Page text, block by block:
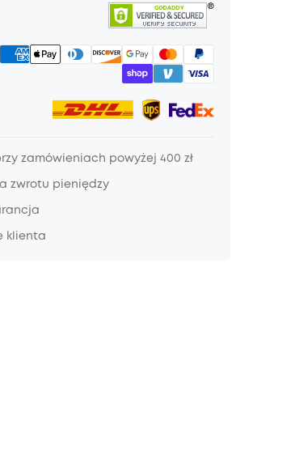
zamówieniach powyżej 400 zł
zwrotu pieniędzy
klienta